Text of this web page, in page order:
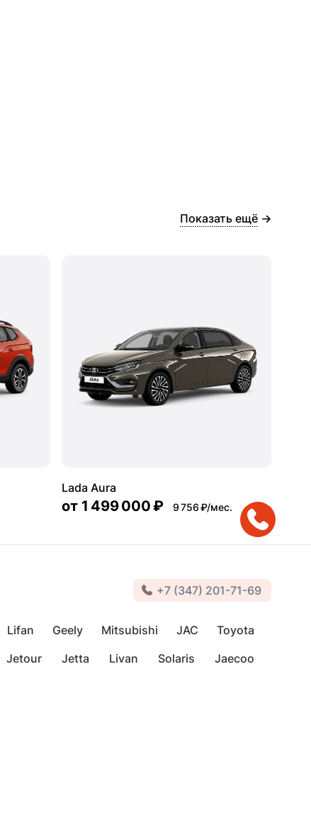
Показать ещё
Lada Aura
от 1 499 000 ₽ 9 756 ₽/мес.
+7 (347) 201-71-69
Lifan Geely Mitsubishi JAC
Toyota
Jetour Jetta Livan Solaris
Jaecoo